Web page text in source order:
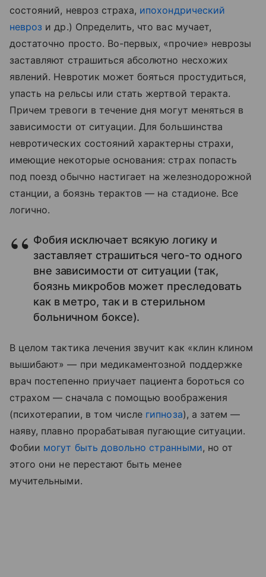
состояний, невроз страха, ипохондрический
невроз и др.) Определить, что вас мучает,
достаточно просто. Во-первых, «прочие» неврозы
заставляют страшиться абсолютно несхожих
явлений. Невротик может бояться простудиться,
упасть на рельсы или стать жертвой теракта.
Причем тревоги в течение дня могут меняться в
зависимости от ситуации. Для большинства
невротических состояний характерны страхи,
имеющие некоторые основания: страх попасть
под поезд обычно настигает на железнодорожной
станции, а боязнь терактов — на стадионе. Все
логично.
Фобия исключает всякую логику и
заставляет страшиться чего-то одного
вне зависимости от ситуации (так,
боязнь микробов может преследовать
как в метро, так и в стерильном
больничном боксе).
В целом тактика лечения звучит как «клин клином
вышибают» — при медикаментозной поддержке
врач постепенно приучает пациента бороться со
страхом — сначала с помощью воображения
(психотерапии, в том числе гипноза), а затем —
наяву, плавно прорабатывая пугающие ситуации.
Фобии могут быть довольно странными, но от
этого они не перестают быть менее
мучительными.